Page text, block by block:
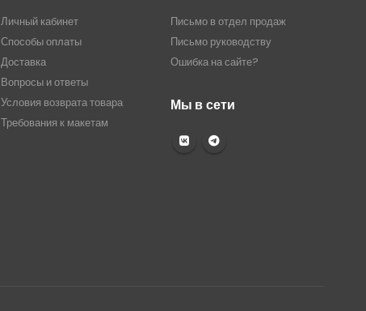
Личный кабинет
Способы оплаты
Доставка
Вопросы и ответы
Условия возврата товара
Требования к макетам
Письмо в отдел продаж
Письмо руководству
Ошибка на сайте?
Мы в сети